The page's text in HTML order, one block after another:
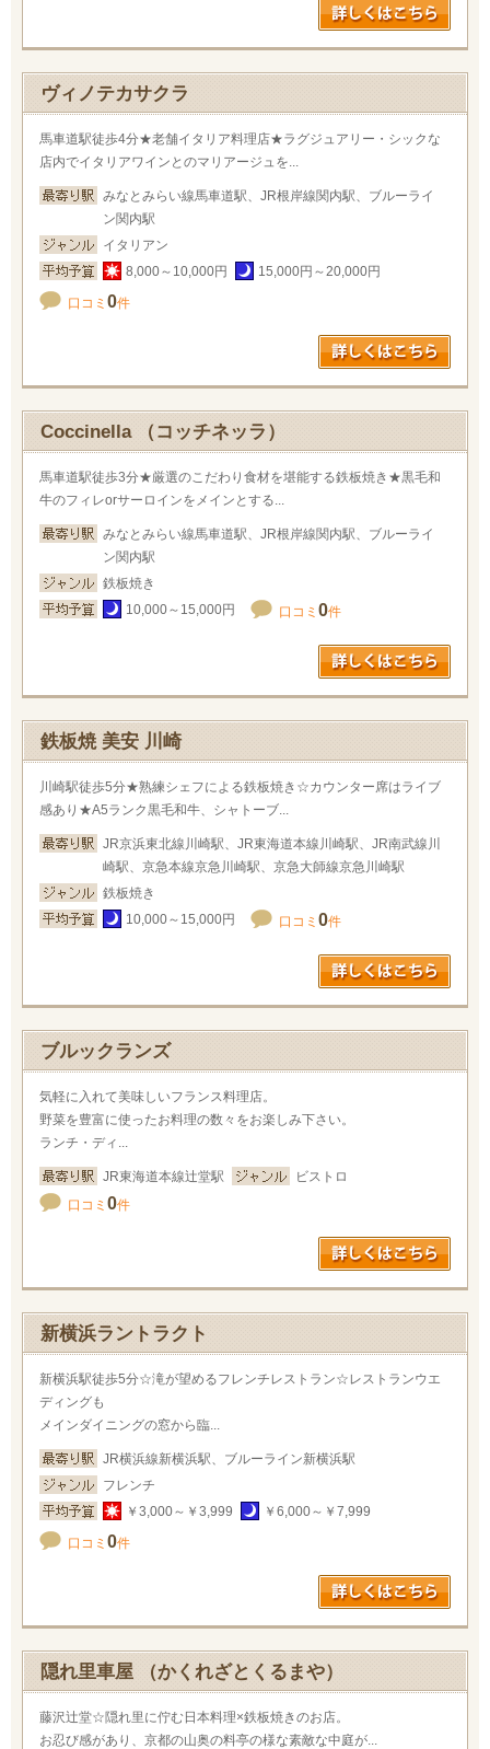
ヴィノテカサクラ
馬車道駅徒歩4分★老舗イタリア料理店★ラグジュアリー・シックな
店内でイタリアワインとのマリアージュを...
みなとみらい線馬車道駅、JR根岸線関内駅、ブルーライ
ン関内駅
イタリアン
8,000～10,000円
15,000円～20,000円
口コミ 0件
Coccinella （コッチネッラ）
馬車道駅徒歩3分★厳選のこだわり食材を堪能する鉄板焼き★黒毛和
牛のフィレorサーロインをメインとする...
みなとみらい線馬車道駅、JR根岸線関内駅、ブルーライ
ン関内駅
鉄板焼き
10,000～15,000円
口コミ 0件
鉄板焼 美安 川崎
川崎駅徒歩5分★熟練シェフによる鉄板焼き☆カウンター席はライブ
感あり★A5ランク黒毛和牛、シャトーブ...
JR京浜東北線川崎駅、JR東海道本線川崎駅、JR南武線川
崎駅、京急本線京急川崎駅、京急大師線京急川崎駅
鉄板焼き
10,000～15,000円
口コミ 0件
ブルックランズ
気軽に入れて美味しいフランス料理店。
野菜を豊富に使ったお料理の数々をお楽しみ下さい。
ランチ・ディ...
JR東海道本線辻堂駅
ビストロ
口コミ 0件
新横浜ラントラクト
新横浜駅徒歩5分☆滝が望めるフレンチレストラン☆レストランウエ
ディングも
メインダイニングの窓から臨...
JR横浜線新横浜駅、ブルーライン新横浜駅
フレンチ
￥3,000～￥3,999
￥6,000～￥7,999
口コミ 0件
隠れ里車屋 （かくれざとくるまや）
藤沢辻堂☆隠れ里に佇む日本料理×鉄板焼きのお店。
お忍び感があり、京都の山奥の料亭の様な素敵な中庭が...